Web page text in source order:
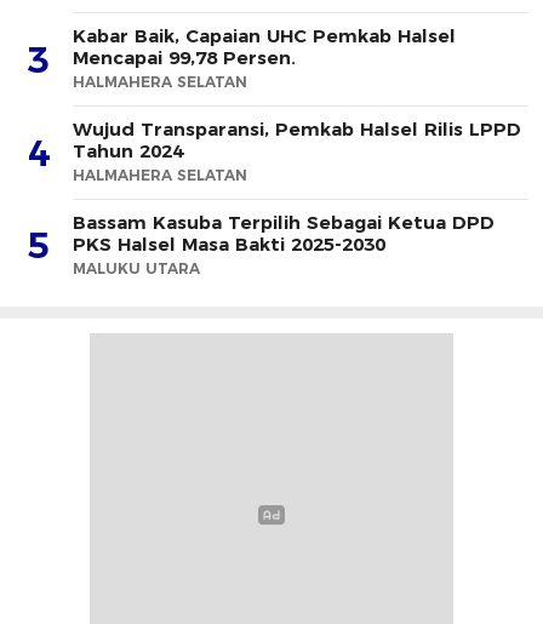
3
Kabar Baik, Capaian UHC Pemkab Halsel
Mencapai 99,78 Persen.
HALMAHERA SELATAN
4
Wujud Transparansi, Pemkab Halsel Rilis LPPD
Tahun 2024
HALMAHERA SELATAN
5
Bassam Kasuba Terpilih Sebagai Ketua DPD
PKS Halsel Masa Bakti 2025-2030
MALUKU UTARA